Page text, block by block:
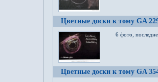
Цветные доски к тому GA
6 фото,
Цветные доски к тому GA